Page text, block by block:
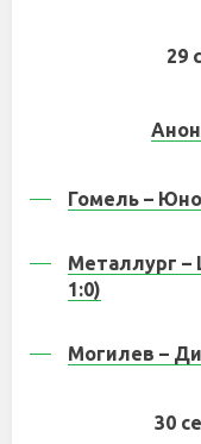
29
Гомель –
Металлург –
1:0)
Могилев –
30